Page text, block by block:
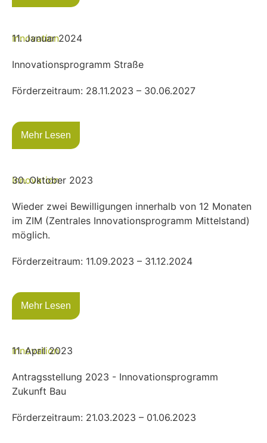
Innovation
11. Januar 2024
Innovationsprogramm Straße
Förderzeitraum: 28.11.2023 – 30.06.2027
Mehr Lesen
Innovation
30. Oktober 2023
Wieder zwei Bewilligungen innerhalb von 12 Monaten
im ZIM (Zentrales Innovationsprogramm Mittelstand)
möglich.
Förderzeitraum: 11.09.2023 – 31.12.2024
Mehr Lesen
Innovation
11. April 2023
Antragsstellung 2023 - Innovationsprogramm
Zukunft Bau
Förderzeitraum: 21.03.2023 – 01.06.2023